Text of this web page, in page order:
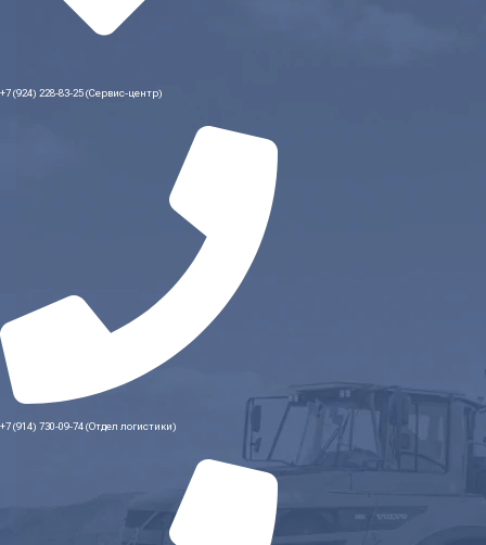
+7 (924) 228-83-25 (Сервис-центр)
+7 (914) 730-09-74 (Отдел логистики)